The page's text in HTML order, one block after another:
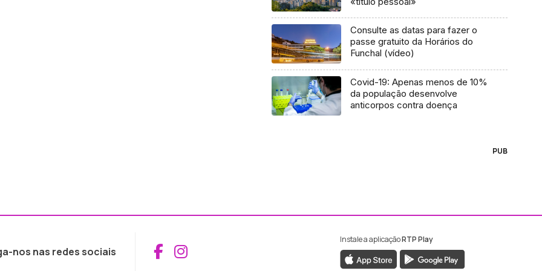
Consulte as datas para fazer o
passe gratuito da Horários do
Funchal (vídeo)
Covid-19: Apenas menos de 10%
da população desenvolve
anticorpos contra doença
PUB
nos nas redes sociais Aceder ao Facebook da RTP Madeira
Aceder ao Instagram da RTP Madeira
Instale a aplicaçãoRTP Play